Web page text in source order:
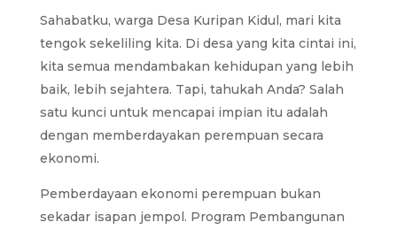
Sahabatku, warga Desa Kuripan Kidul, mari kita
tengok sekeliling kita. Di desa yang kita cintai ini,
kita semua mendambakan kehidupan yang lebih
baik, lebih sejahtera. Tapi, tahukah Anda? Salah
satu kunci untuk mencapai impian itu adalah
dengan memberdayakan perempuan secara
ekonomi.
Pemberdayaan ekonomi perempuan bukan
sekadar isapan jempol. Program Pembangunan